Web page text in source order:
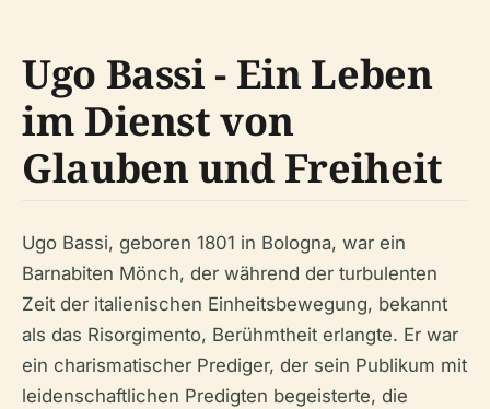
Ugo Bassi - Ein Leben
im Dienst von
Glauben und Freiheit
Ugo Bassi, geboren 1801 in Bologna, war ein
Barnabiten Mönch, der während der turbulenten
Zeit der italienischen Einheitsbewegung, bekannt
als das Risorgimento, Berühmtheit erlangte. Er war
ein charismatischer Prediger, der sein Publikum mit
leidenschaftlichen Predigten begeisterte, die